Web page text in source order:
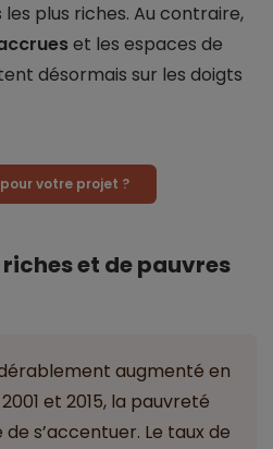
plus riches. Au contraire,
et les espaces de
désormais sur les doigts
votre projet ?
riches et de pauvres
augmenté en
et 2015, la pauvreté
s’accentuer. Le taux de